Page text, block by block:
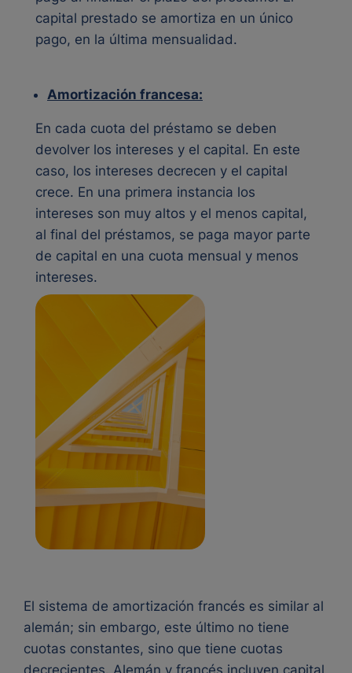
capital prestado se amortiza en un único
pago, en la última mensualidad.
Amortización francesa:
En cada cuota del préstamo se deben
devolver los intereses y el capital. En este
caso, los intereses decrecen y el capital
crece. En una primera instancia los
intereses son muy altos y el menos capital,
al final del préstamos, se paga mayor parte
de capital en una cuota mensual y menos
intereses.
El sistema de amortización francés es similar al
alemán; sin embargo, este último no tiene
cuotas constantes, sino que tiene cuotas
decrecientes. Alemán y francés incluyen capital